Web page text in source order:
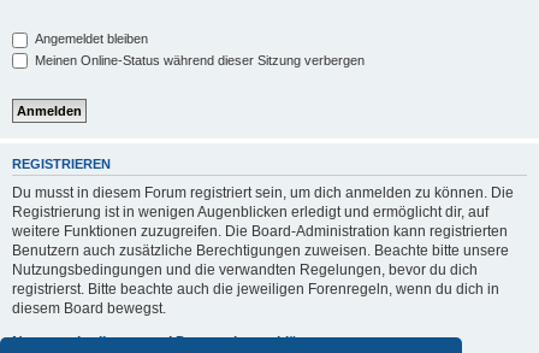
Angemeldet bleiben
Meinen Online-Status während dieser Sitzung verbergen
REGISTRIEREN
Du musst in diesem Forum registriert sein, um dich anmelden zu können. Die
Registrierung ist in wenigen Augenblicken erledigt und ermöglicht dir, auf
weitere Funktionen zuzugreifen. Die Board-Administration kann registrierten
Benutzern auch zusätzliche Berechtigungen zuweisen. Beachte bitte unsere
Nutzungsbedingungen und die verwandten Regelungen, bevor du dich
registrierst. Bitte beachte auch die jeweiligen Forenregeln, wenn du dich in
diesem Board bewegst.
Nutzungsbedingungen|Datenschutzerklärung